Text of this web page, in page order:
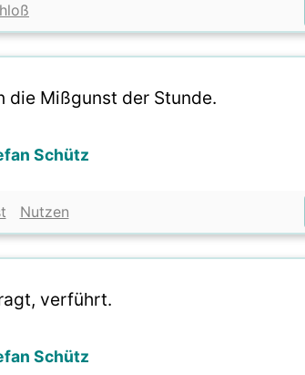
die Mißgunst der Stunde.
Schütz
Nutzen
verführt.
Schütz